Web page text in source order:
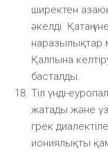
ширектен
әкелді. Қатаң
наразылықтар
Қалпына
басталды.
Тіл үнді-
жатады және
грек
иониялықты